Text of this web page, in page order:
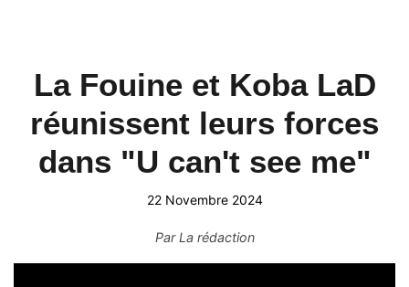
La Fouine et Koba LaD
réunissent leurs forces
dans "U can't see me"
22 Novembre 2024
ParLa rédaction